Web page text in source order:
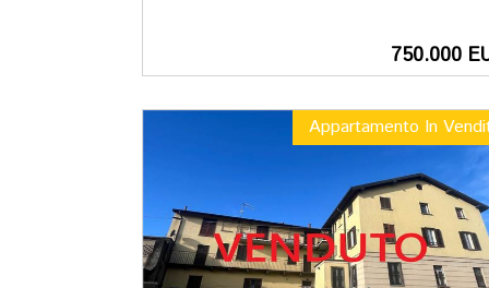
750.000
Appartamento In